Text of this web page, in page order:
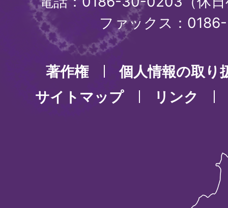
ファックス：
著作権
個人情報の取り
サイトマップ
リンク